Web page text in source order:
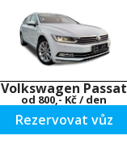
Volkswagen Passat
od 800,- Kč/ den
Rezervovat vůz